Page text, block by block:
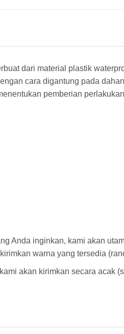
dari material plastik
cara digantung pada
pemberian
Anda inginkan, kami akan
warna yang tersedia
akan kirimkan secara acak